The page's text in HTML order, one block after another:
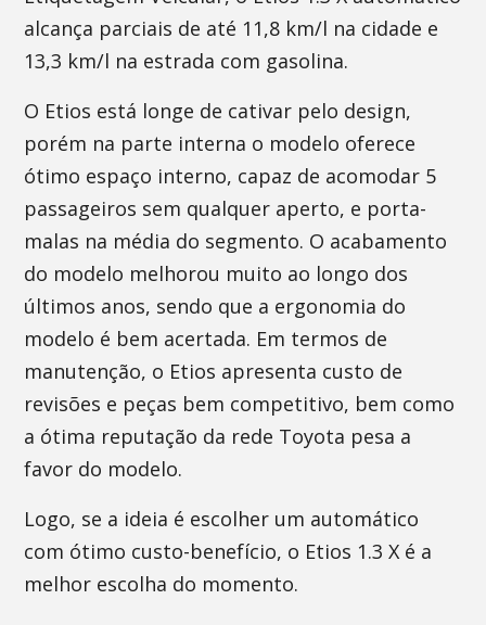
alcança parciais de até 11,8 km/l na cidade e
13,3 km/l na estrada com gasolina.
O Etios está longe de cativar pelo design,
porém na parte interna o modelo oferece
ótimo espaço interno, capaz de acomodar 5
passageiros sem qualquer aperto, e porta-
malas na média do segmento. O acabamento
do modelo melhorou muito ao longo dos
últimos anos, sendo que a ergonomia do
modelo é bem acertada. Em termos de
manutenção, o Etios apresenta custo de
revisões e peças bem competitivo, bem como
a ótima reputação da rede Toyota pesa a
favor do modelo.
Logo, se a ideia é escolher um automático
com ótimo custo-benefício, o Etios 1.3 X é a
melhor escolha do momento.